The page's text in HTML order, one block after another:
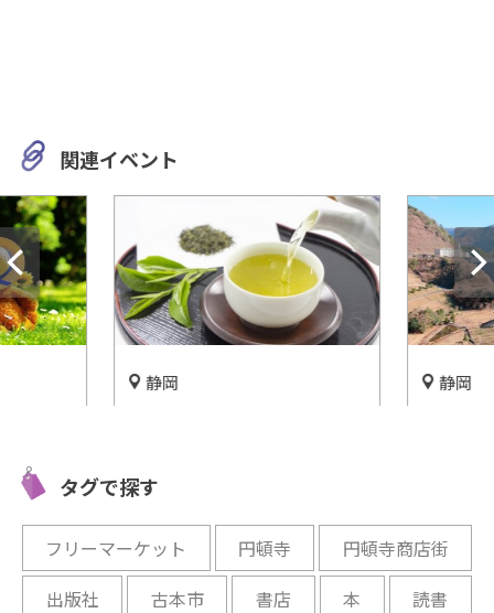
関連イベント
い!!
静岡
開催中
静岡
タグで探す
フリーマーケット 円頓寺
円頓寺商店街
出版社
古本市 書店 本
読書